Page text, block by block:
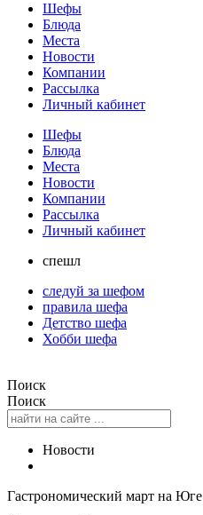
Шефы
Блюда
Места
Новости
Компании
Рассылка
Личный кабинет
Шефы
Блюда
Места
Новости
Компании
Рассылка
Личный кабинет
спешл
следуй за шефом
правила шефа
Детство шефа
Хобби шефа
Поиск
Поиск
Новости
Гастрономический март на Юге